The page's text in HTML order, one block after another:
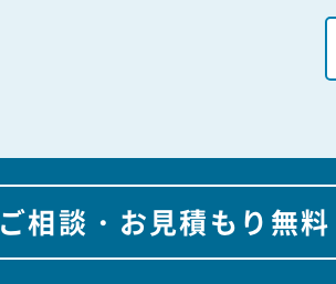
ご相談・お見積もり無料